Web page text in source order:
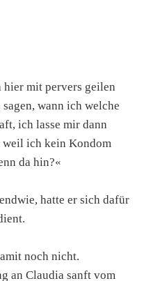
mit pervers geilen
wann ich welche
ich lasse mir dann
weil ich kein Kondom
da hin?«
hatte er sich dafür
noch nicht.
an Claudia sanft vom